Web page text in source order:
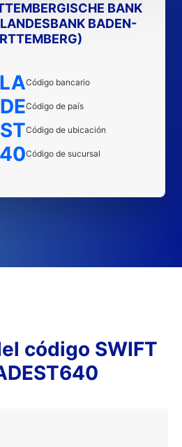
BANK
BADEN-
Código bancario
DECódigo de país
STCódigo de ubicación
Código de sucursal
código SWIFT